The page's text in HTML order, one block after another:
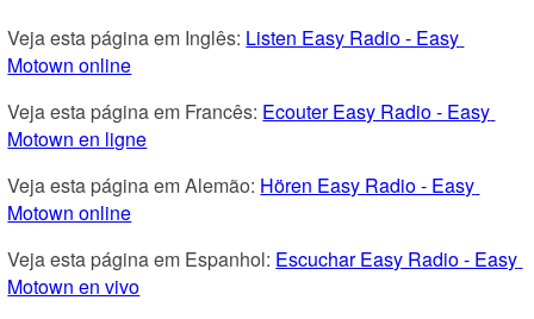
Veja esta página em Inglês: Listen Easy Radio - Easy
Motown online
Veja esta página em Francês: Ecouter Easy Radio - Easy
Motown en ligne
Veja esta página em Alemão: Hören Easy Radio - Easy
Motown online
Veja esta página em Espanhol: Escuchar Easy Radio - Easy
Motown en vivo